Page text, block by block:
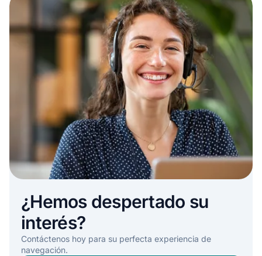
¿Hemos despertado su
interés?
Contáctenos hoy para su perfecta experiencia de
navegación.